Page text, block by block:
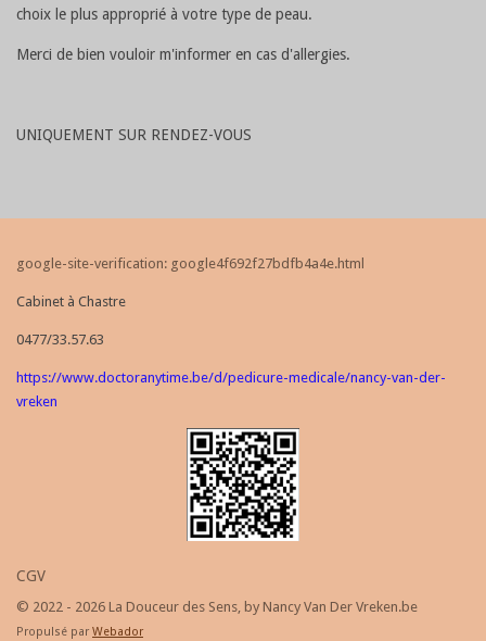
choix le plus approprié à votre type de peau.
Merci de bien vouloir m'informer en cas d'allergies.
UNIQUEMENT SUR RENDEZ-VOUS
google-site-verification: google4f692f27bdfb4a4e.html
Cabinet à Chastre
0477/33.57.63
https://www.doctoranytime.be/d/pedicure-medicale/nancy-van-der-
vreken
CGV
© 2022 - 2026 La Douceur des Sens, by Nancy Van Der Vreken.be
Propulsé par Webador